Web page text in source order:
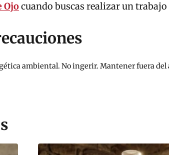
Ojocuando buscas realizar un
ambiental. No ingerir. Mantener fuera